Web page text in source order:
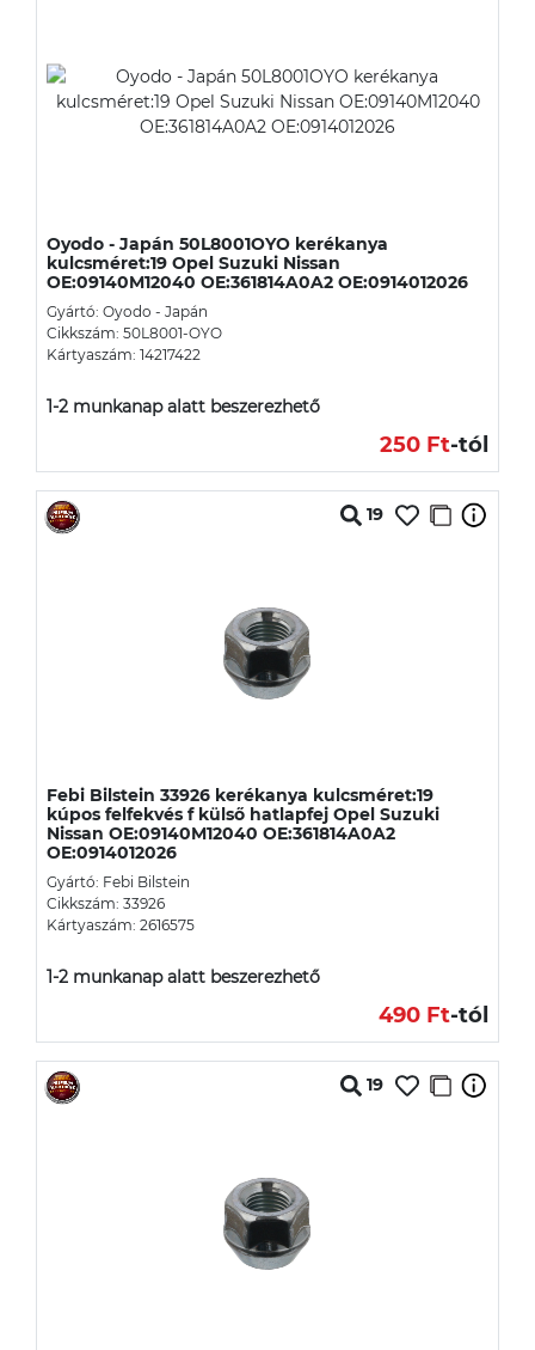
Oyodo - Japán 50L8001OYO kerékanya
kulcsméret:19 Opel Suzuki Nissan
OE:09140M12040 OE:361814A0A2 OE:0914012026
Gyártó: Oyodo - Japán
Cikkszám: 50L8001-OYO
Kártyaszám: 14217422
1-2 munkanap alatt beszerezhető
250 Ft-tól
19
Febi Bilstein 33926 kerékanya kulcsméret:19
kúpos felfekvés f külső hatlapfej Opel Suzuki
Nissan OE:09140M12040 OE:361814A0A2
OE:0914012026
Gyártó: Febi Bilstein
Cikkszám: 33926
Kártyaszám: 2616575
1-2 munkanap alatt beszerezhető
490 Ft-tól
19